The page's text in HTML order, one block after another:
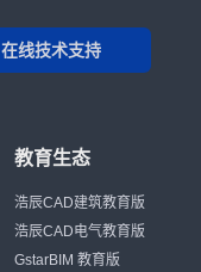
在线技术支持
教育生态
浩辰CAD建筑教育版
浩辰CAD电气教育版
GstarBIM 教育版